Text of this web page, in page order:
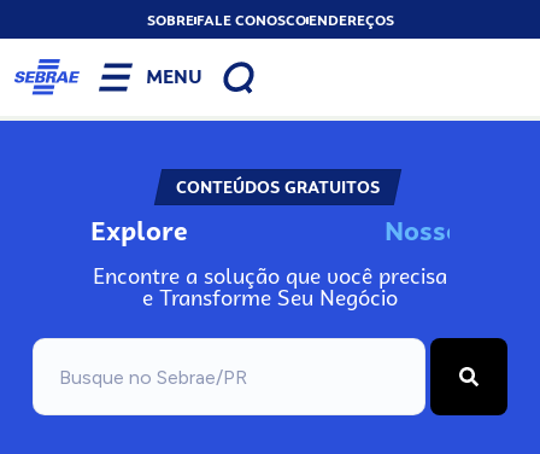
SOBREFALE CONOSCOENDEREÇOS
MENU
CONTEÚDOS GRATUITOS
Explore No
Encontre a solução que você precisa
e Transforme Seu Negócio